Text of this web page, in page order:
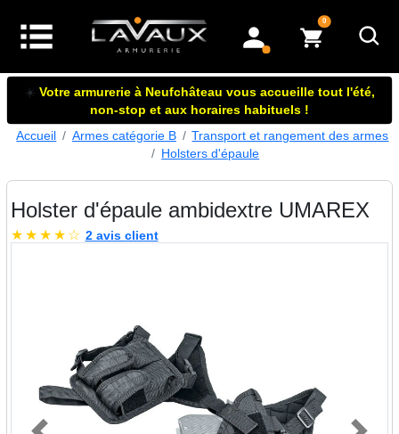
mon compte
0articles dans le panier
☀️ Votre armurerie à Neufchâteau vous accueille tout l'été,
non-stop et aux horaires habituels !
Accueil
Armes catégorie B
Transport et rangement des armes
Holsters d'épaule
Holster d'épaule ambidextre UMAREX
★ ★ ★ ★ ☆ 2 avis client